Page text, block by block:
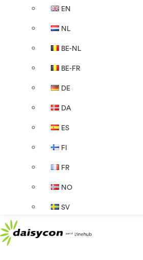
EN
NL
BE-NL
BE-FR
DE
DA
ES
FI
FR
NO
SV